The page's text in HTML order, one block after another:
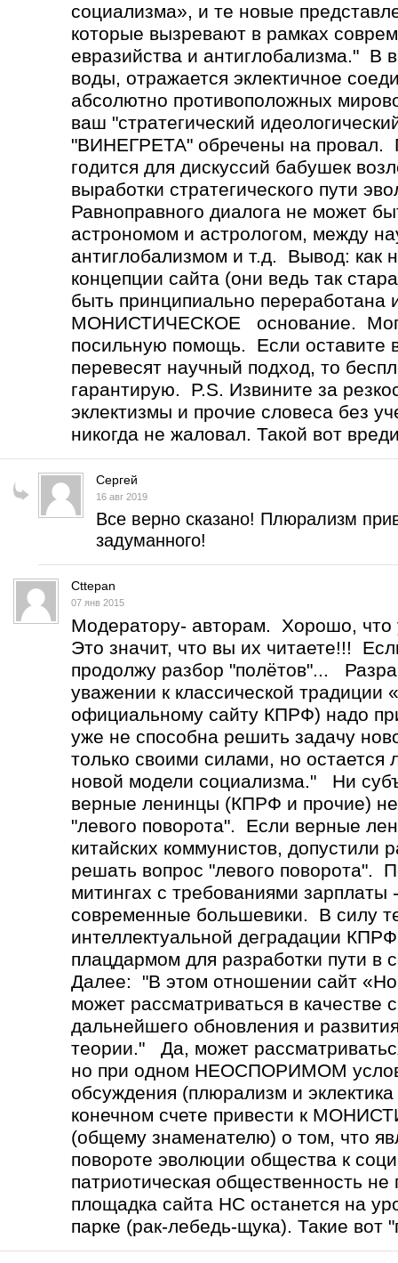
социализма», и те новые
которые вызревают в рамках
евразийства и антиглобализма." В
воды, отражается эклектичное
абсолютно противоположных
ваш "стратегический
"ВИНЕГРЕТА" обречены на
годится для дискуссий бабушек
выработки стратегического пути
Равноправного диалога не
астрономом и астрологом, между
антиглобализмом и т.д. Вывод: как
концепции сайта (они ведь так
быть принципиально переработана
МОНИСТИЧЕСКОЕ основание. Могу
посильную помощь. Если оставите
перевесят научный подход, то
гарантирую. P.S. Извините за
эклектизмы и прочие словеса без
никогда не жаловал. Такой вот
Сергей
16 авг 2019
Все верно сказано! Плюрализм
задуманного!
Cttepan
07 янв 2015
Модератору- авторам. Хорошо, что
Это значит, что вы их читаете!!!
продолжу разбор "полётов"...
уважении к классической традиции
официальному сайту КПРФ) надо
уже не способна решить задачу
только своими силами, но
новой модели социализма." Ни
верные ленинцы (КПРФ и прочие)
"левого поворота". Если верные
китайских коммунистов, допустили
решать вопрос "левого поворота".
митингах с требованиями зарплаты
современные большевики. В силу
интеллектуальной деградации
плацдармом для разработки пути в
Далее: "В этом отношении сайт
может рассматриваться в качестве
дальнейшего обновления и
теории." Да, может
но при одном НЕОСПОРИМОМ
обсуждения (плюрализм и
конечном счете привести к
(общему знаменателю) о том, что
повороте эволюции общества к
патриотическая общественность не
площадка сайта НС останется на
парке (рак-лебедь-щука). Такие вот